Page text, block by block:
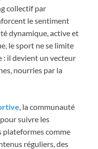
collectif par
le sentiment
dynamique, active et
le sport ne se limite
: il devient un vecteur
nourries par la
, la communauté
suivre les
plateformes comme
réguliers, des